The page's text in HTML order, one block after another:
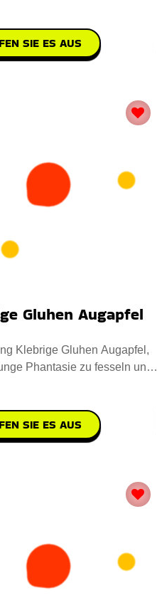
SIE ES AUS
Gluhen Augapfel
Klebrige Gluhen Augapfel,
Phantasie zu fesseln und
SIE ES AUS